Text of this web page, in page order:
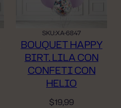
SKU:XA-6847
BOUQUET HAPPY
BIRT. LILA CON
CONFETI CON
HELIO
$19,99